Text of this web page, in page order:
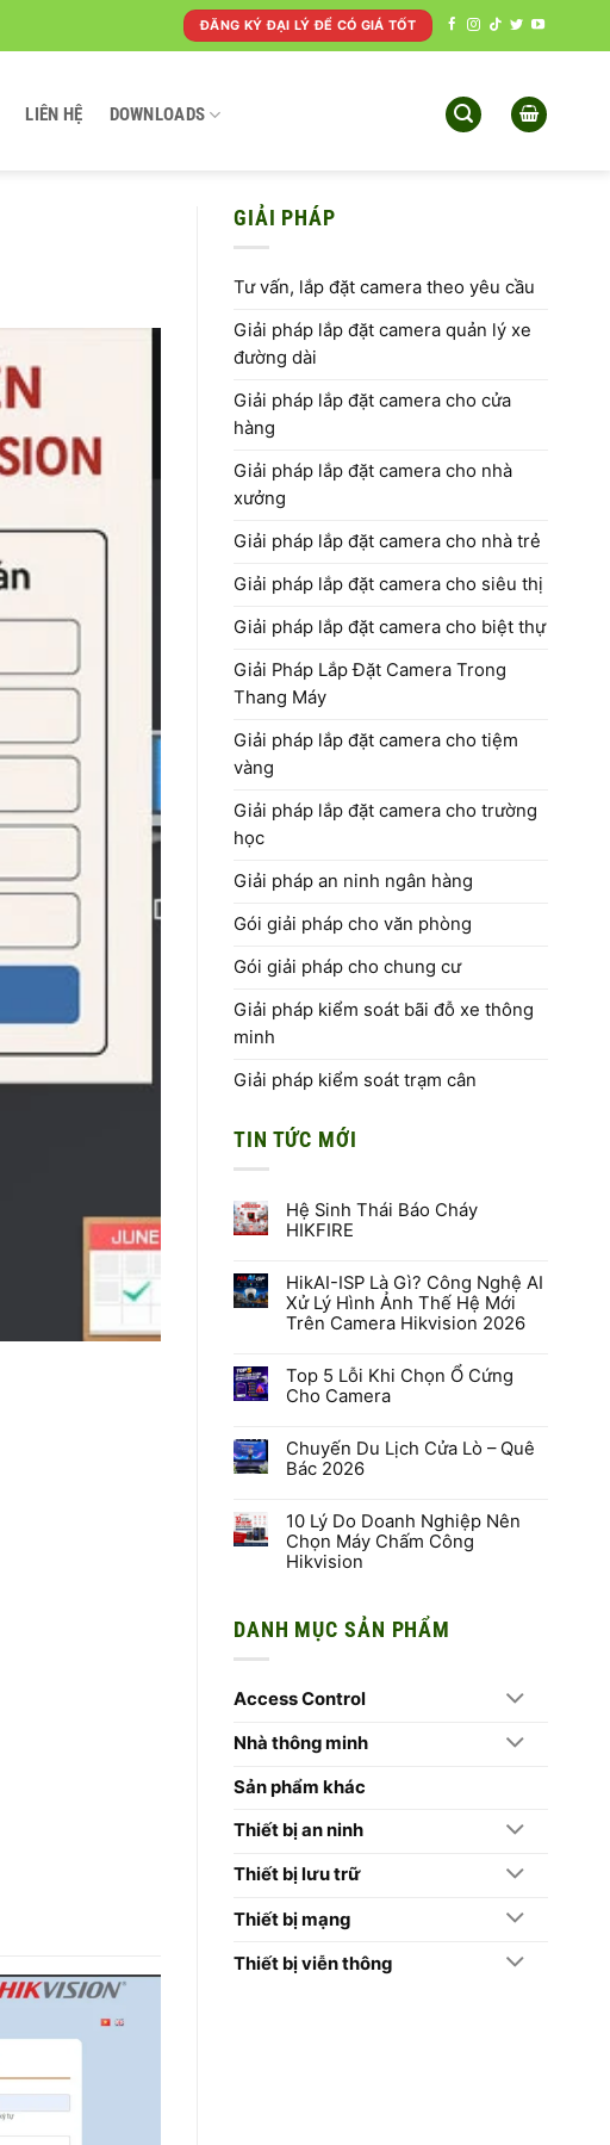
ĐĂNG KÝ ĐẠI LÝ ĐỂ CÓ GIÁ TỐT
LIÊN HỆ DOWNLOADS
GIẢI PHÁP
Tư vấn, lắp đặt camera theo yêu cầu
Giải pháp lắp đặt camera quản lý xe
đường dài
Giải pháp lắp đặt camera cho cửa
hàng
Giải pháp lắp đặt camera cho nhà
xưởng
Giải pháp lắp đặt camera cho nhà trẻ
Giải pháp lắp đặt camera cho siêu thị
Giải pháp lắp đặt camera cho biệt thự
Giải Pháp Lắp Đặt Camera Trong
Thang Máy
Giải pháp lắp đặt camera cho tiệm
vàng
Giải pháp lắp đặt camera cho trường
học
Giải pháp an ninh ngân hàng
Gói giải pháp cho văn phòng
Gói giải pháp cho chung cư
Giải pháp kiểm soát bãi đỗ xe thông
minh
Giải pháp kiểm soát trạm cân
TIN TỨC MỚI
Hệ Sinh Thái Báo Cháy
HIKFIRE
bình
luận
ở
Hệ
Báo
Cháy
HIKFIRE
HikAI-ISP Là Gì? Công Nghệ AI
Xử Lý Hình Ảnh Thế Hệ Mới
Trên Camera Hikvision 2026
bình
luận
ở
Là
Gì?
Công
Xử
Lý
Hình
Ảnh
Camera
Hikvision
Top 5 Lỗi Khi Chọn Ổ Cứng
Cho Camera
bình
luận
ở
Lỗi
Khi
Chọn
Ổ
Chuyến Du Lịch Cửa Lò – Quê
Bác 2026
bình
luận
ở
Chuyến
Lò
–
10 Lý Do Doanh Nghiệp Nên
Chọn Máy Chấm Công
Hikvision
luận
ở
Doanh
Chọn
Máy
Công
Hikvision
DANH MỤC SẢN PHẨM
Access Control
Nhà thông minh
Sản phẩm khác
Thiết bị an ninh
Thiết bị lưu trữ
Thiết bị mạng
Thiết bị viễn thông